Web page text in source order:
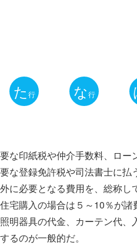
た 行 な行
な印紙税や仲介手数料、ロー
な登録免許税や司法書士に払
必要となる費用を、総称し
宅購入の場合は５～10％が諸
明器具の代金、カーテン代、
るのが一般的だ。